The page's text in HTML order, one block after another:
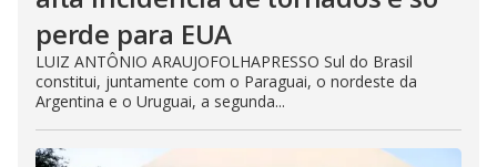
perde para EUA
LUIZ ANTÔNIO ARAUJOFOLHAPRESSO Sul do Brasil
constitui, juntamente com o Paraguai, o nordeste da
Argentina e o Uruguai, a segunda...